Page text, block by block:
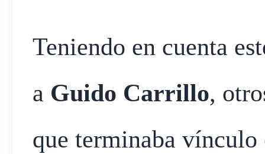
Teniendo en cuenta
a Guido Carrillo,
que terminaba vínculo